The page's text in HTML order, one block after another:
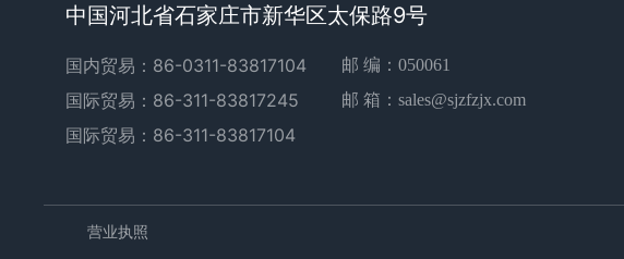
中国河北省石家庄市新华区太保路9号
国内贸易： 86-0311-83817104
国际贸易： 86-311-83817245
国际贸易： 86-311-83817104
邮 编：050061
邮 箱：sales@sjzfzjx.com
营业执照